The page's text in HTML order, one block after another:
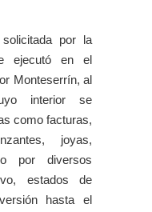
por la
ejecutó en el
Monteserrín, al
interior se
como facturas,
joyas,
por diversos
estados de
hasta el